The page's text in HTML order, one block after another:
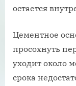
остается
Цементное
просохнуть
уходит около
срока